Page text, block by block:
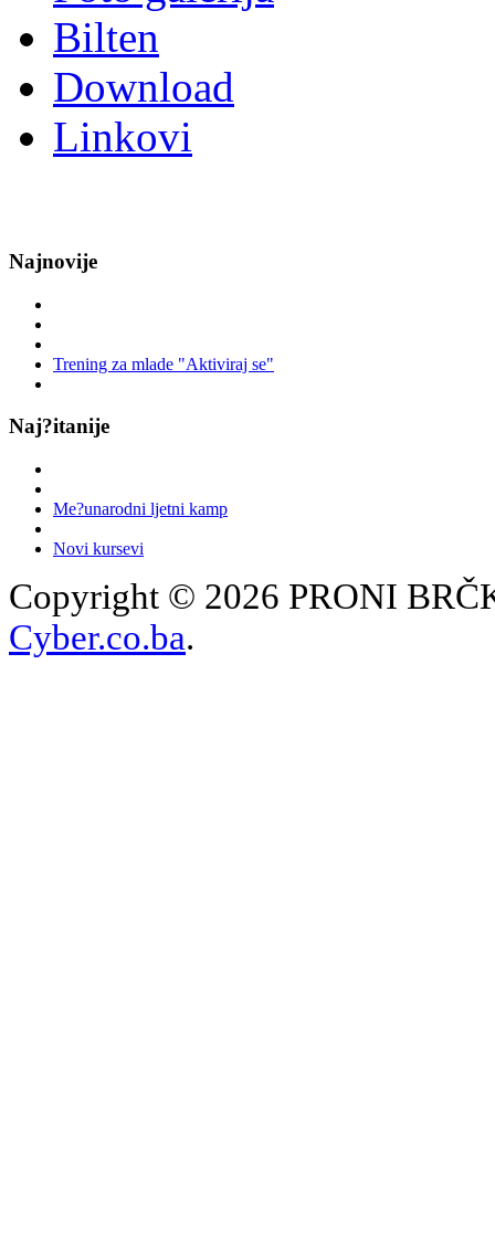
Bilten
Download
Linkovi
Najnovije
Trening za mlade "Aktiviraj se"
Naj?itanije
Me?unarodni ljetni kamp
Novi kursevi
Copyright © 2026 PRONI
Cyber.co.ba.